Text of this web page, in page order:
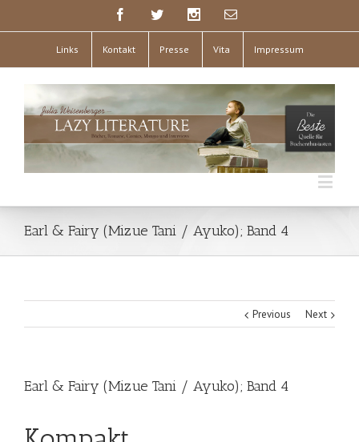
Links Kontakt Presse Vita Impressum
Earl & Fairy (Mizue Tani / Ayuko); Band 4
Previous Next
Earl & Fairy (Mizue Tani / Ayuko); Band 4